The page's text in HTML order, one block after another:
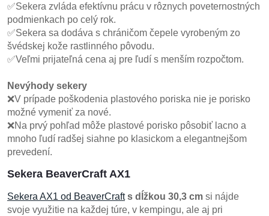
✅Sekera zvláda efektívnu prácu v rôznych poveternostných
podmienkach po celý rok.
✅Sekera sa dodáva s chráničom čepele vyrobeným zo
švédskej kože rastlinného pôvodu.
✅Veľmi prijateľná cena aj pre ľudí s menším rozpočtom.
Nevýhody sekery
❌V prípade poškodenia plastového poriska nie je porisko
možné vymeniť za nové.
❌Na prvý pohľad môže plastové porisko pôsobiť lacno a
mnoho ľudí radšej siahne po klasickom a elegantnejšom
prevedení.
Sekera BeaverCraft AX1
Sekera AX1 od BeaverCraft s dĺžkou 30,3 cm si nájde
svoje využitie na každej túre, v kempingu, ale aj pri